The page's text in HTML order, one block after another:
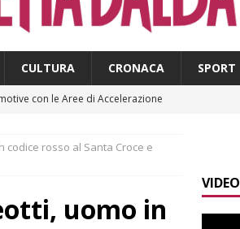
CULTURA CRONACA SPORT
con le Aree di Accelerazione
ad Alba, Galeasso lascia:
il sorprendente museo e
codice rosso al Santa Croce e
uomo in
VIDEO